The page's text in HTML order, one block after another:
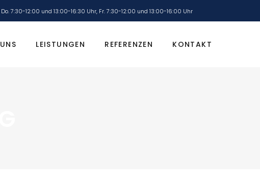
Do. 7:30-12:00 und 13:00-16:30 Uhr, Fr. 7:30-12:00 und 13:00-16:00 Uhr
LEISTUNGEN REFERENZEN KONTAKT